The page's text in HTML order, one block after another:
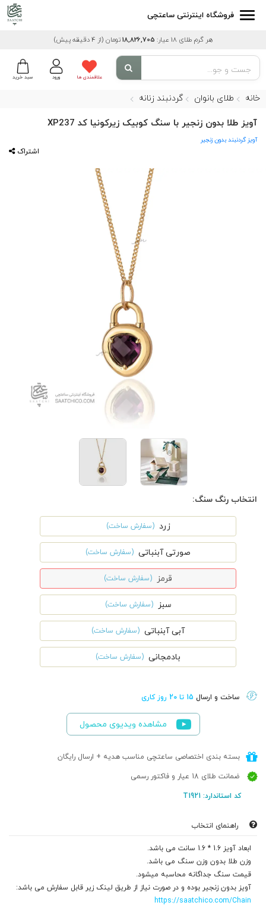
فروشگاه اینترنتی ساعتچی
هر گرم طلای 18 عیار: 18,826,705تومان (از 4 دقیقه پیش)
سبد خرید ورود علاقمندی ها
خانه طلای بانوان گردنبند زنانه
آویز طلا بدون زنجیر با سنگ کوبیک زیرکونیا کد XP237
آویز گردنبند بدون زنجیر
اشتراک
انتخاب رنگ سنگ:
زرد (سفارش ساخت)
صورتی آبنباتی (سفارش ساخت)
قرمز (سفارش ساخت)
سبز (سفارش ساخت)
آبی آبنباتی (سفارش ساخت)
بادمجانی (سفارش ساخت)
ساخت و ارسال 15 تا 20 روز کاری
مشاهده ویدیوی محصول
بسته بندی اختصاصی ساعتچی مناسب هدیه + ارسال رایگان
ضمانت طلای 18 عیار و فاکتور رسمی
کد استاندارد: T1921
راهنمای انتخاب
ابعاد آویز 1.6 * 1.6 سانت می باشد.
وزن طلا بدون وزن سنگ می باشد.
قیمت سنگ جداگانه محاسبه میشود.
آویز بدون زنجیر بوده و در صورت نیاز از طریق لینک زیر قابل سفارش می باشد:
https://saatchico.com/Chain